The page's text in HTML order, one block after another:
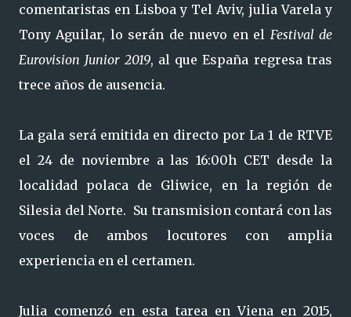
comentaristas en Lisboa y Tel Aviv, julia Varela y
Tony Aguilar, lo serán de nuevo en el Festival de
Eurovision Junior 2019, al que España regresa tras
trece años de ausencia.
La gala será emitida en directo por La 1 de RTVE
el 24 de noviembre a las 16:00h CET desde la
localidad polaca de Gliwice, en la región de
Silesia del Norte. Su transmision contará con las
voces de ambos locutores con amplia
experiencia en el certamen.
Julia comenzó en esta tarea en Viena en 2015,